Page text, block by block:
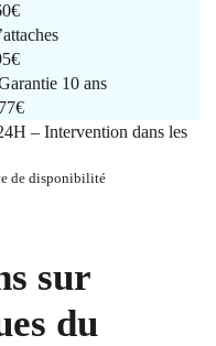
10 ans
– Intervention dans les
de disponibilité
sur
du